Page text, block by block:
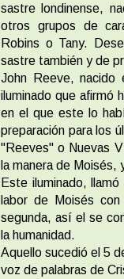
sastre londinense,
otros grupos de
Robins o Tany.
sastre también y de
John Reeve, nacido
iluminado que afirmó
en el que este lo
preparación para los
"Reeves" o Nuevas
la manera de Moisés,
Este iluminado,
labor de Moisés
segunda, así el se
la humanidad.
Aquello sucedió el 5
voz de palabras de